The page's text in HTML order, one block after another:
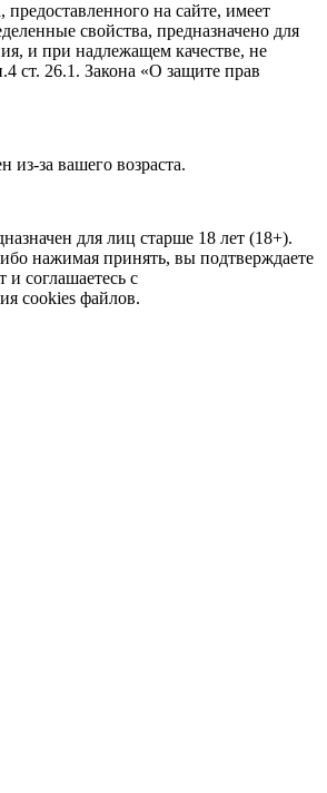
предоставленного на сайте, имеет
свойства, предназначено для
и при надлежащем качестве, не
ст. 26.1. Закона «О защите прав
из-за вашего возраста.
для лиц старше 18 лет (18+).
нажимая принять, вы подтверждаете
и соглашаетесь с
cookies файлов.